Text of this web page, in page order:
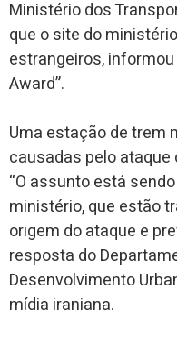
Ministério dos
que o site do
estrangeiros,
Award”.
Uma estação de trem
causadas pelo ataque
“O assunto está
ministério, que estão
origem do ataque e
resposta do
Desenvolvimento
mídia iraniana.